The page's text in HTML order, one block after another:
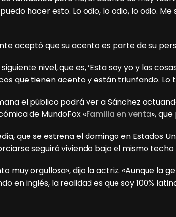
hacer esto. Lo odio, lo odio, lo odio.
aceptó que su acento es parte de su
siguiente nivel, que es, ‘Esta soy yo y las
que tienen acento y están triunfando. Lo
el público podrá ver a Sánchez
de MundoFox «Familia en venta»,
que se estrena el domingo en Estados
seguirá viviendo bajo el mismo techo
muy orgullosa», dijo la actriz. «Aunque la
en inglés, la realidad es que soy 100%